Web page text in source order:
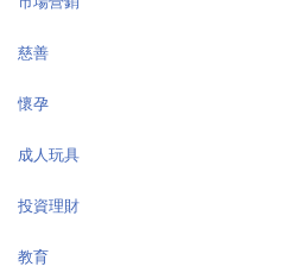
慈善
懷孕
成人玩具
投資理財
教育